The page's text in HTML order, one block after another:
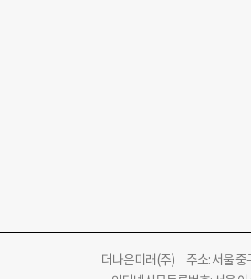
더나은미래(주)주소: 서울 중